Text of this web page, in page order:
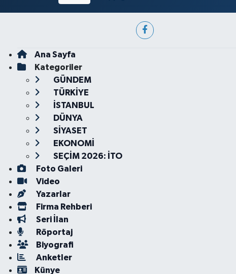
Ana Sayfa
Kategoriler
GÜNDEM
TÜRKİYE
İSTANBUL
DÜNYA
SİYASET
EKONOMİ
SEÇİM 2026: İTO
Foto Galeri
Video
Yazarlar
Firma Rehberi
Seri İlan
Röportaj
Biyografi
Anketler
Künye